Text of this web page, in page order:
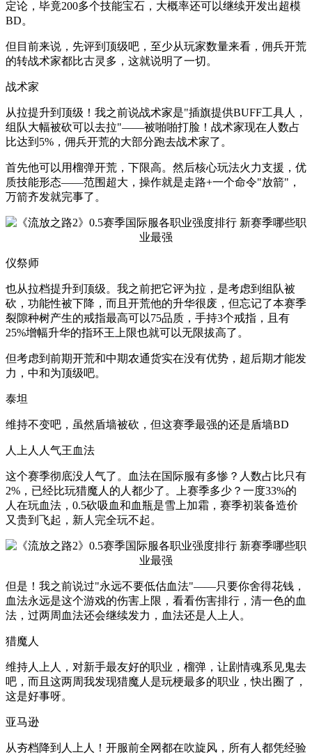
定论，毕竟200多个技能宝石，大概率还可以继续开发出超模
BD。
但目前来说，先评到顶级吧，至少从玩家数量来看，佣兵开荒
的转战术家都比古灵多，这就说明了一切。
战术家
从拉提升到顶级！我之前说战术家是"插旗提供BUFF工具人，
组队大幅被砍可以去拉"——被啪啪打脸！战术家现在人数占
比达到5%，佣兵开荒的大部分跑去战术家了。
首先他可以用榴弹开荒，下限高。然后核心玩法火力支援，优
质技能形态——范围超大，操作就是走路+一个命令"放箭"，
万箭齐发就完事了。
仪祭师
也从拉档提升到顶级。我之前把它评为拉，是考虑到组队被
砍，功能性被下降，而且开荒他的升华很废，但忘记了本赛季
裂隙种树产生的戒指最高可以75品质，手持3个戒指，且有
25%增幅升华的指环王上限也就可以无限拔高了。
但考虑到前期开荒和中期农通货实在没有优势，超后期才能发
力，中和为顶级吧。
泰坦
维持不变吧，虽然盾墙被砍，但这赛季最强的还是盾墙BD
人上人人气王血法
这个赛季彻底没人气了。血法在国际服有多惨？人数占比只有
2%，已经比玩猎魔人的人都少了。上赛季多少？一度33%的
人在玩血法，0.5砍吸血和血瓶是雪上加霜，赛季初装备造价
又贵到飞起，新人完全玩不起。
但是！我之前说过"永远不要低估血法"——只要你舍得花钱，
血法永远是这个游戏的伤害上限，看看伤害排行，清一色的血
法，过两周血法还会继续发力，血法还是人上人。
猎魔人
维持人上人，对新手最友好的职业，榴弹，让剧情魂系见鬼去
吧，而且这两周我发现猎魔人是玩梗最多的职业，快出圈了，
这是好事呀。
亚马逊
从夯档降到人上人！开服前全网都在吹旋风，所有人都凭经验